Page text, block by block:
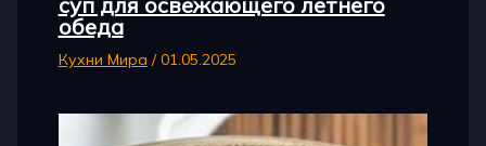
обеда
Кухни Мира /01.05.2025